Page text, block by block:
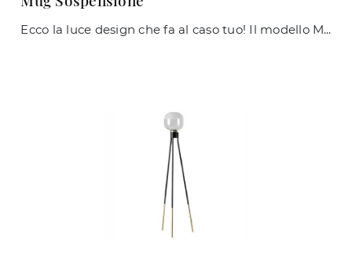
Ecco la luce design che fa al caso tuo! Il modello Mug Sospensione è una tra le nostre lampade a sospensione di Midj.